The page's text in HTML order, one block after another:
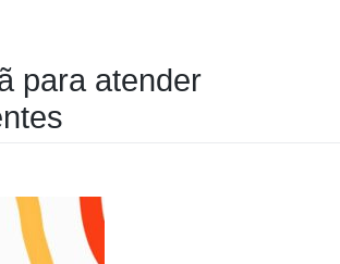
para atender